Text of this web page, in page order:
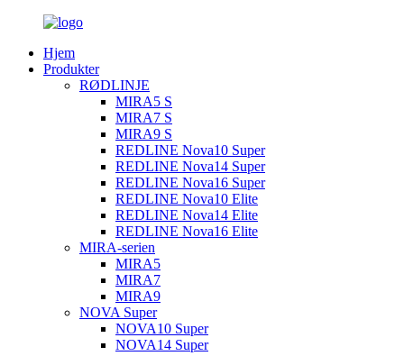
Hjem
Produkter
RØDLINJE
MIRA5 S
MIRA7 S
MIRA9 S
REDLINE Nova10 Super
REDLINE Nova14 Super
REDLINE Nova16 Super
REDLINE Nova10 Elite
REDLINE Nova14 Elite
REDLINE Nova16 Elite
MIRA-serien
MIRA5
MIRA7
MIRA9
NOVA Super
NOVA10 Super
NOVA14 Super